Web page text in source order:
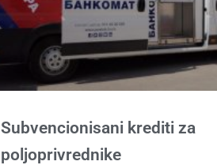
Subvencionisani krediti za
poljoprivrednike